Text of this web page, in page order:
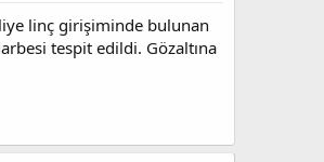
linç girişiminde bulunan
tespit edildi. Gözaltına